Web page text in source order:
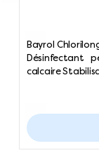
Bayrol
Désinfectant
calcaire